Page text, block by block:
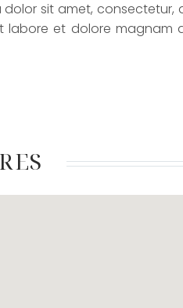
sit amet, consectetur,
labore et dolore magnam